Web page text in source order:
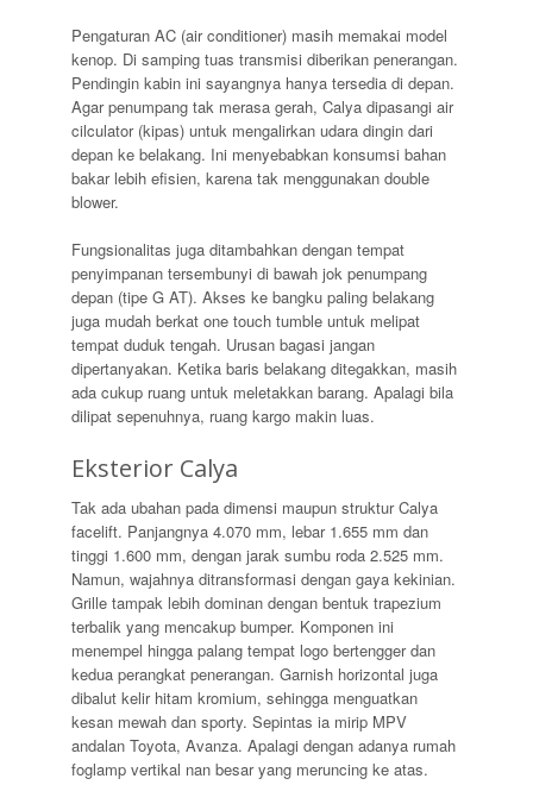
Pengaturan AC (air conditioner) masih memakai model
kenop. Di samping tuas transmisi diberikan penerangan.
Pendingin kabin ini sayangnya hanya tersedia di depan.
Agar penumpang tak merasa gerah, Calya dipasangi air
cilculator (kipas) untuk mengalirkan udara dingin dari
depan ke belakang. Ini menyebabkan konsumsi bahan
bakar lebih efisien, karena tak menggunakan double
blower.
Fungsionalitas juga ditambahkan dengan tempat
penyimpanan tersembunyi di bawah jok penumpang
depan (tipe G AT). Akses ke bangku paling belakang
juga mudah berkat one touch tumble untuk melipat
tempat duduk tengah. Urusan bagasi jangan
dipertanyakan. Ketika baris belakang ditegakkan, masih
ada cukup ruang untuk meletakkan barang. Apalagi bila
dilipat sepenuhnya, ruang kargo makin luas.
Eksterior Calya
Tak ada ubahan pada dimensi maupun struktur Calya
facelift. Panjangnya 4.070 mm, lebar 1.655 mm dan
tinggi 1.600 mm, dengan jarak sumbu roda 2.525 mm.
Namun, wajahnya ditransformasi dengan gaya kekinian.
Grille tampak lebih dominan dengan bentuk trapezium
terbalik yang mencakup bumper. Komponen ini
menempel hingga palang tempat logo bertengger dan
kedua perangkat penerangan. Garnish horizontal juga
dibalut kelir hitam kromium, sehingga menguatkan
kesan mewah dan sporty. Sepintas ia mirip MPV
andalan Toyota, Avanza. Apalagi dengan adanya rumah
foglamp vertikal nan besar yang meruncing ke atas.